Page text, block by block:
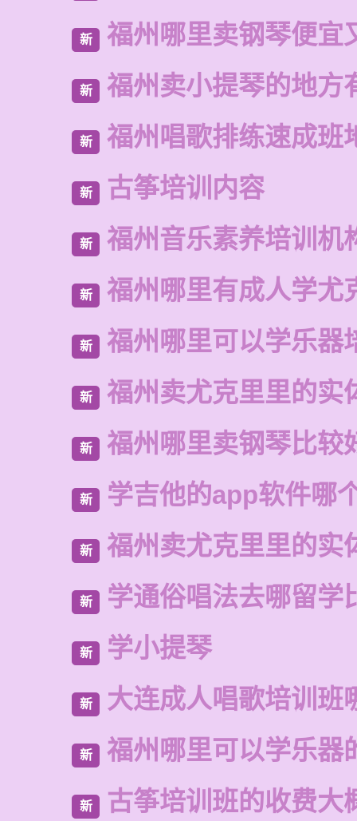
新 福州哪里卖钢琴便宜
新 福州卖小提琴的地方
新 福州唱歌排练速成班
新 古筝培训内容
新 福州音乐素养培训机
新 福州哪里有成人学尤
新 福州哪里可以学乐器
新 福州卖尤克里里的实
新 福州哪里卖钢琴比较
新 学吉他的app软件哪
新 福州卖尤克里里的实
新 学通俗唱法去哪留学
新 学小提琴
新 大连成人唱歌培训班
新 福州哪里可以学乐器
新 古筝培训班的收费大